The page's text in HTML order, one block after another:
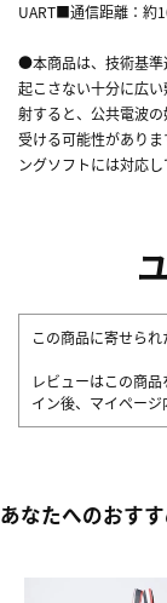
UART■通信距離：約
●本商品は、技術基準
起こさない十分に広
射すると、公共電波
受ける可能性があり
ングソフトには対応し
この商品に寄せられ
レビューはこの商
イン後、マイページ
あなたへのおす